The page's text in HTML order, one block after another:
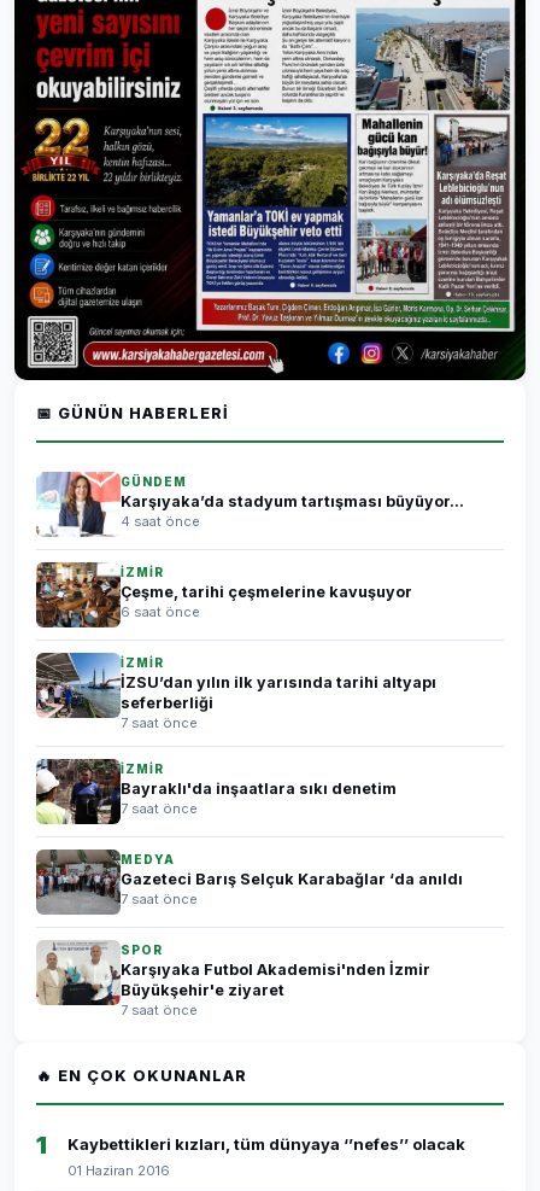
📅 GÜNÜN HABERLERI
GÜNDEM
Karşıyaka’da stadyum tartışması büyüyor...
4 saat önce
İZMİR
Çeşme, tarihi çeşmelerine kavuşuyor
6 saat önce
İZMİR
İZSU’dan yılın ilk yarısında tarihi altyapı
seferberliği
7 saat önce
İZMİR
Bayraklı'da inşaatlara sıkı denetim
7 saat önce
MEDYA
Gazeteci Barış Selçuk Karabağlar ‘da anıldı
7 saat önce
SPOR
Karşıyaka Futbol Akademisi'nden İzmir
Büyükşehir'e ziyaret
7 saat önce
🔥 EN ÇOK OKUNANLAR
1 Kaybettikleri kızları, tüm dünyaya ‘’nefes’’ olacak
01 Haziran 2016